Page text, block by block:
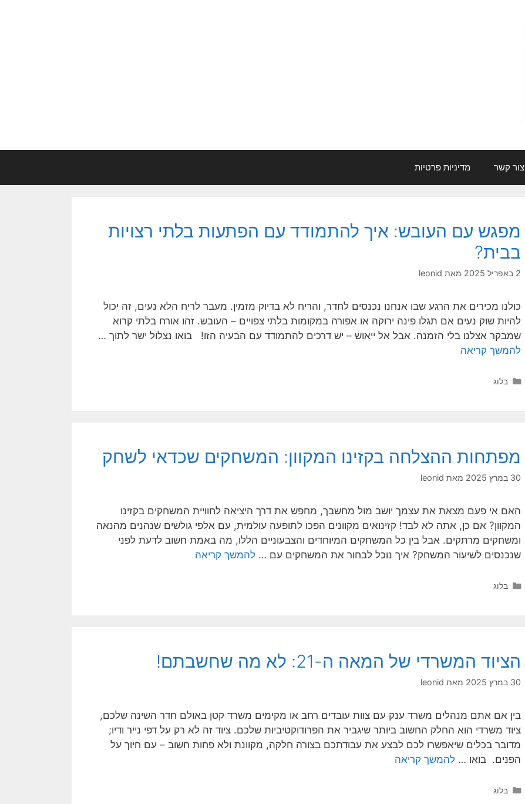
צור קשר מדיניות פרטיות
מפגש עם העובש: איך להתמודד עם הפתעות בלתי רצויות
בבית?
2 באפריל 2025 מאת leonid
כולנו מכירים את הרגע שבו אנחנו נכנסים לחדר, והריח לא בדיוק מזמין. מעבר לריח הלא נעים, זה יכול
להיות שוק נעים אם תגלו פינה ירוקה או אפורה במקומות בלתי צפויים – העובש. זהו אורח בלתי קרוא
שמבקר אצלנו בלי הזמנה. אבל אל ייאוש – יש דרכים להתמודד עם הבעיה הזו! בואו נצלול ישר לתוך …
להמשך קריאה
קטגוריות
בלוג
מפתחות ההצלחה בקזינו המקוון: המשחקים שכדאי לשחק
30 במרץ 2025 מאת leonid
האם אי פעם מצאת את עצמך יושב מול מחשבך, מחפש את דרך היציאה לחוויית המשחקים בקזינו
המקוון? אם כן, אתה לא לבד! קזינואים מקוונים הפכו לתופעה עולמית, עם אלפי גולשים שנהנים מהנאה
ומשחקים מרתקים. אבל בין כל המשחקים המיוחדים והצבעוניים הללו, מה באמת חשוב לדעת לפני
שנכנסים לשיעור המשחק? איך נוכל לבחור את המשחקים עם … להמשך קריאה
קטגוריות
בלוג
הציוד המשרדי של המאה ה-21: לא מה שחשבתם!
30 במרץ 2025 מאת leonid
בין אם אתם מנהלים משרד ענק עם צוות עובדים רחב או מקימים משרד קטן באולם חדר השינה שלכם,
ציוד משרדי הוא החלק החשוב ביותר שיגביר את הפרודוקטיביות שלכם. ציוד זה לא רק על דפי נייר ודיו;
מדובר בכלים שיאפשרו לכם לבצע את עבודתכם בצורה חלקה, מקוונת ולא פחות חשוב – עם חיוך על
הפנים. בואו … להמשך קריאה
קטגוריות
בלוג